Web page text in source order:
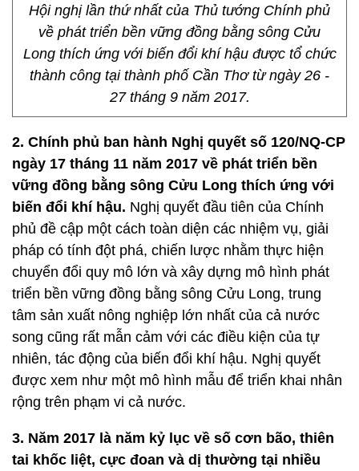
Hội nghị lần thứ nhất của Thủ tướng Chính phủ
về phát triển bền vững đồng bằng sông Cửu
Long thích ứng với biến đổi khí hậu được tổ chức
thành công tại thành phố Cần Thơ từ ngày 26 -
27 tháng 9 năm 2017.
2. Chính phủ ban hành Nghị quyết số 120/NQ-CP
ngày 17 tháng 11 năm 2017 về phát triển bền
vững đồng bằng sông Cửu Long thích ứng với
biến đổi khí hậu. Nghị quyết đầu tiên của Chính
phủ đề cập một cách toàn diện các nhiệm vụ, giải
pháp có tính đột phá, chiến lược nhằm thực hiện
chuyển đổi quy mô lớn và xây dựng mô hình phát
triển bền vững đồng bằng sông Cửu Long, trung
tâm sản xuất nông nghiệp lớn nhất của cả nước
song cũng rất mẫn cảm với các điều kiện của tự
nhiên, tác động của biến đổi khí hậu. Nghị quyết
được xem như một mô hình mẫu để triển khai nhân
rộng trên phạm vi cả nước.
3. Năm 2017 là năm kỷ lục về số cơn bão, thiên
tai khốc liệt, cực đoan và dị thường tại nhiều